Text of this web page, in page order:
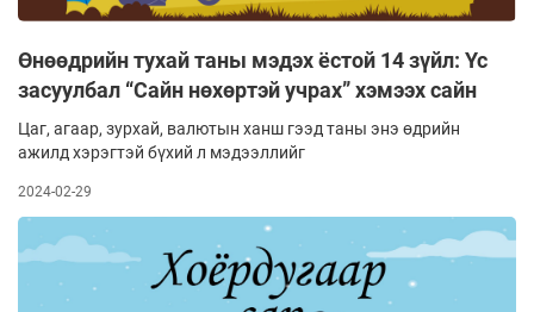
Өнөөдрийн тухай таны мэдэх ёстой 14 зүйл: Үс
засуулбал “Сайн нөхөртэй учрах” хэмээх сайн
Цаг, агаар, зурхай, валютын ханш гээд таны энэ өдрийн
ажилд хэрэгтэй бүхий л мэдээллийг
2024-02-29